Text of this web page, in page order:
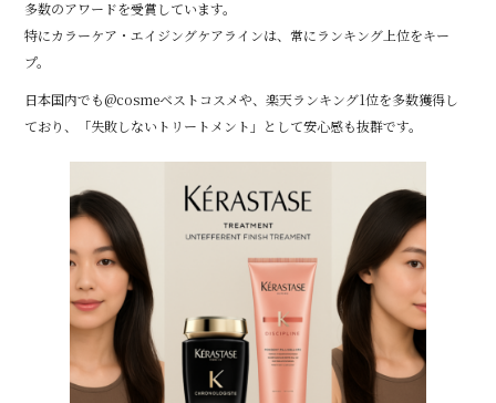
多数のアワードを受賞しています。
特にカラーケア・エイジングケアラインは、常にランキング上位をキー
プ。
日本国内でも@cosmeベストコスメや、楽天ランキング1位を多数獲得し
ており、「失敗しないトリートメント」として安心感も抜群です。